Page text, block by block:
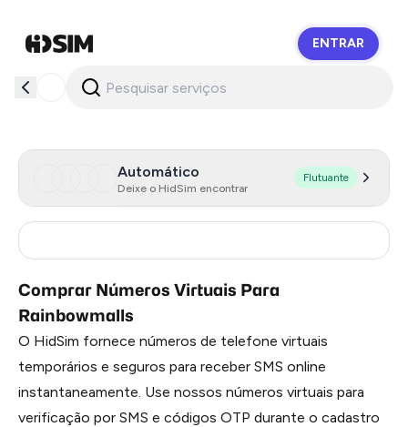
ENTRAR
Automático
Deixe o HidSim encontrar
Flutuante
Comprar Números Virtuais Para
Rainbowmalls
O HidSim fornece números de telefone virtuais
temporários e seguros para receber SMS online
instantaneamente. Use nossos números virtuais para
verificação por SMS e códigos OTP durante o cadastro